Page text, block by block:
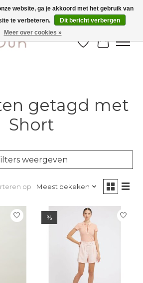
nu in de winkel - selectie online
Verlanglijst
getagd met
Short
weergeven
op Meest bekeken
%
website, ga je akkoord met het gebruik van
te verbeteren.
Dit bericht verbergen
Meer over cookies »